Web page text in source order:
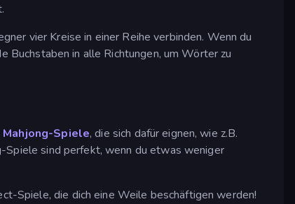
vier Kreise in einer Reihe verbinden. Wenn du
Buchstaben in alle Richtungen, um Wörter zu
Mahjong-Spiele, die sich dafür eignen, wie z.B.
Spiele sind perfekt, wenn du etwas weniger
Spiele, die dich eine Weile beschäftigen werden!